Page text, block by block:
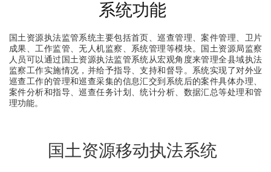
系统功能
国土资源执法监管系统主要包括首页、巡查管理、案件管理、卫片
成果、工作监管、无人机监察、系统管理等模块。国土资源局监察
人员可以通过国土资源执法监管系统从宏观角度来管理全县域执法
监察工作实施情况，并给予指导、支持和督导。系统实现了对外业
巡查工作的管理和巡查采集的信息汇交到系统后的案件具体办理、
案件分析和指导、巡查任务计划、统计分析、数据汇总等处理和管
理功能。
国土资源移动执法系统